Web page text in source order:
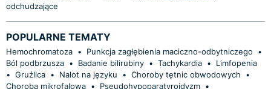
odchudzające
POPULARNE TEMATY
Hemochromatoza • Punkcja zagłębienia maciczno-odbytniczego
•
Ból podbrzusza • Badanie bilirubiny • Tachykardia •
Limfopenia
• Gruźlica • Nalot na języku • Choroby tętnic obwodowych
•
Choroba mikrofalowa • Pseudohypoparatyroidyzm •